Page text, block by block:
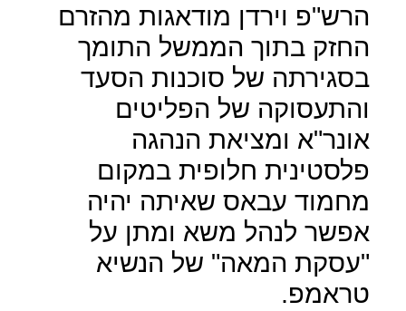
הרש"פ וירדן מודאגות מהזרם
החזק בתוך הממשל התומך
בסגירתה של סוכנות הסעד
והתעסוקה של הפליטים
אונר"א ומציאת הנהגה
פלסטינית חלופית במקום
מחמוד עבאס שאיתה יהיה
אפשר לנהל משא ומתן על
"עסקת המאה" של הנשיא
טראמפ.